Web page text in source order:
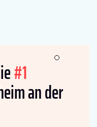
#1
an der